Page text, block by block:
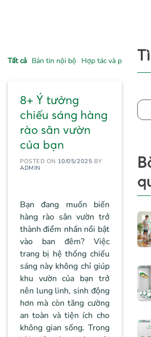
Tất cả Bản tin nội bộ Hợp tác và phát triển
8+ Ý tưởng
chiếu sáng hàng
rào sân vườn
của bạn
POSTED ON 10/05/2025 BY
ADMIN
Bạn đang muốn biến
hàng rào sân vườn trở
thành điểm nhấn nổi bật
vào ban đêm? Việc
trang bị hệ thống chiếu
sáng này không chỉ giúp
khu vườn của bạn trở
nên lung linh, sinh động
hơn mà còn tăng cường
an toàn và tiện ích cho
không gian sống. Trong